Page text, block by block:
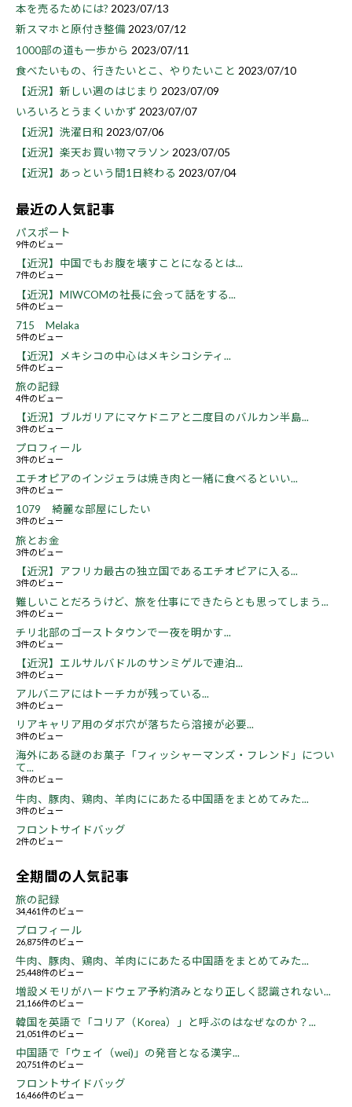
本を売るためには? 2023/07/13
新スマホと原付き整備2023/07/12
1000部の道も一歩から 2023/07/11
食べたいもの、行きたいとこ、やりたいこと 2023/07/10
【近況】新しい週のはじまり 2023/07/09
いろいろとうまくいかず 2023/07/07
【近況】洗濯日和 2023/07/06
【近況】楽天お買い物マラソン 2023/07/05
【近況】あっという間1日終わる 2023/07/04
最近の人気記事
パスポート
9件のビュー
【近況】中国でもお腹を壊すことになるとは...
7件のビュー
【近況】MIWCOMの社長に会って話をする...
5件のビュー
715 Melaka
5件のビュー
【近況】メキシコの中心はメキシコシティ...
5件のビュー
旅の記録
4件のビュー
【近況】ブルガリアにマケドニアと二度目のバルカン半島...
3件のビュー
プロフィール
3件のビュー
エチオピアのインジェラは焼き肉と一緒に食べるといい...
3件のビュー
1079 綺麗な部屋にしたい
3件のビュー
旅とお金
3件のビュー
【近況】アフリカ最古の独立国であるエチオピアに入る...
3件のビュー
難しいことだろうけど、旅を仕事にできたらとも思ってしまう...
3件のビュー
チリ北部のゴーストタウンで一夜を明かす...
3件のビュー
【近況】エルサルバドルのサンミゲルで連泊...
3件のビュー
アルバニアにはトーチカが残っている...
3件のビュー
リアキャリア用のダボ穴が落ちたら溶接が必要...
3件のビュー
海外にある謎のお菓子「フィッシャーマンズ・フレンド」につい
て...
3件のビュー
牛肉、豚肉、鶏肉、羊肉ににあたる中国語をまとめてみた...
3件のビュー
フロントサイドバッグ
2件のビュー
全期間の人気記事
旅の記録
34,461件のビュー
プロフィール
26,875件のビュー
牛肉、豚肉、鶏肉、羊肉ににあたる中国語をまとめてみた...
25,448件のビュー
増設メモリがハードウェア予約済みとなり正しく認識されない...
21,166件のビュー
韓国を英語で「コリア（Korea）」と呼ぶのはなぜなのか？...
21,051件のビュー
中国語で「ウェイ（wei)」の発音となる漢字...
20,751件のビュー
フロントサイドバッグ
16,466件のビュー